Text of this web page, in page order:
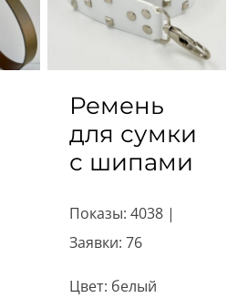
Ремень
для сумки
с шипами
Показы: 4038 |
Заявки: 76
Цвет: белый